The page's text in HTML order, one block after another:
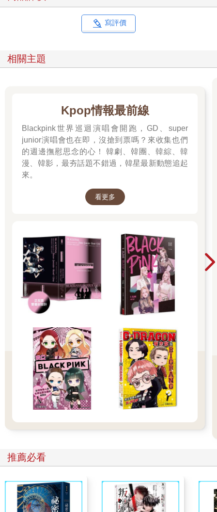
makeup products, getting a realistic preview of how different
shades and styles will look on their faces without the need for
physical samples. And fashion brands like Zara are introducing
informed decisions, reducing the likelihood of returns and
Virtual Artist功能讓購物者可以虛擬試妝，真實預覽各種色調和風
格在自己臉上的樣子，不需要實體試用品。時尚品牌如Zara也正
在推出擴增實境應用程式，讓使用者可以不需要造訪商店就看到
衣服的外觀和合身效果。這讓消費者可以做出更明智的決定，減
少退貨的可能性並增加顧客滿意度。
For retailers, AR presents a unique opportunity to enhance
customer engagement and drive sales. By offering an immersive,
interactive shopping experience, businesses can differentiate
themselves from the competition and build stronger brand loyalty.
improve their products and marketing strategies.
對於零售業者而言，擴增實境帶來了提高消費者參與度和帶動銷
售的獨特機會。藉由提供沉浸式的互動購物體驗，企業可以和競
爭對手做出區別，建立更高的品牌忠誠度。從擴增實境互動中收
集到的資料可以提供寶貴訊息，幫助業者深入了解消費者行為，
以便改善產品和行銷策略。
While AR adoption is still in its early stages, the impact is already
being felt. A recent survey revealed that 61% of shoppers prefer
stores that offer AR experiences, highlighting the growing demand
for interactive shopping options. Furthermore, studies indicate that
AR can increase conversion rates significantly, with some
retailers reporting sales boosts of up to 200% when integrating AR
features into their shopping platforms.
雖然擴增實境的採用仍處於早期階段，它的影響力已經顯現。最
家，凸顯了互動式購物選擇的需求正在增加。此外，研究指出擴
Despite its promise, the integration of AR in retail is not without
challenges. High development costs, technological limitations, and
the need for consumer adoption on a mass scale are significant
hurdles. Additionally, privacy concerns and the management of
sensitive customer data are important considerations that
寫評價
相關主題
Kpop情報最前線
Blackpink世界巡迴演唱會開跑，GD、super
junior演唱會也在即，沒搶到票嗎？來收集也們
的週邊撫慰思念的心！ 韓劇、韓團、韓綜、韓
漫、韓影，最夯話題不錯過，韓星最新動態追起
來。
看更多
推薦必看